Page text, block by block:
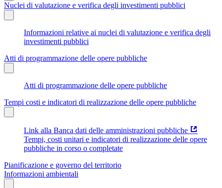
Nuclei di valutazione e verifica degli investimenti pubblici
Informazioni relative ai nuclei di valutazione e verifica degli
investimenti pubblici
Atti di programmazione delle opere pubbliche
Atti di programmazione delle opere pubbliche
Tempi costi e indicatori di realizzazione delle opere pubbliche
Link alla Banca dati delle amministrazioni pubbliche
Tempi, costi unitari e indicatori di realizzazione delle opere
pubbliche in corso o completate
Pianificazione e governo del territorio
Informazioni ambientali